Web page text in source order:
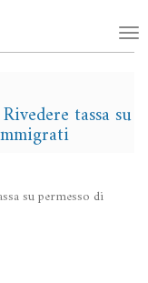
tassa su
su permesso di